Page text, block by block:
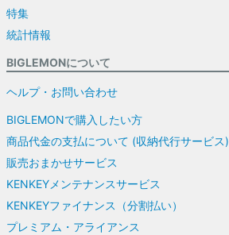
特集
統計情報
BIGLEMONについて
ヘルプ・お問い合わせ
BIGLEMONで購入したい方
商品代金の支払について (収納代行サービス)
販売おまかせサービス
KENKEYメンテナンスサービス
KENKEYファイナンス（分割払い）
プレミアム・アライアンス